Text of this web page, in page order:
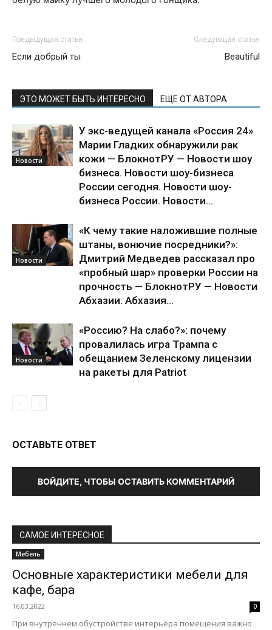
Предыдущая статья
Если добрый ты
Следующая статья
Beautiful
ЭТО МОЖЕТ БЫТЬ ИНТЕРЕСНО ЕЩЕ ОТ АВТОРА
Новости
У экс-ведущей канала «Россия 24»
Марии Гладких обнаружили рак
кожи — БлокнотРУ — Новости шоу
бизнеса. Новости шоу-бизнеса
России сегодня. Новости шоу-
бизнеса России. Новости...
Новости
«К чему такие наложившие полные
штаны, вонючие посредники?»:
Дмитрий Медведев рассказал про
«пробный шар» проверки России на
прочность — БлокнотРУ — Новости
Абхазии. Абхазия...
Новости
«Россию? На слабо?»: почему
провалилась игра Трампа с
обещанием Зеленскому лицензии
на ракеты для Patriot
ОСТАВЬТЕ ОТВЕТ
ВОЙДИТЕ, ЧТОБЫ ОСТАВИТЬ КОММЕНТАРИЙ
САМОЕ ИНТЕРЕСНОЕ
Мебель
Основные характеристики мебели для
кафе, бара
16.03.2022 0
При внутреннем обустройстве интерьера помещения важно